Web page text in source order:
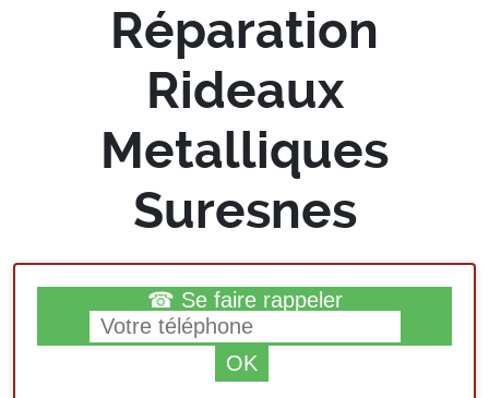
Réparation
Rideaux
Metalliques
Suresnes
☎ Se faire rappeler